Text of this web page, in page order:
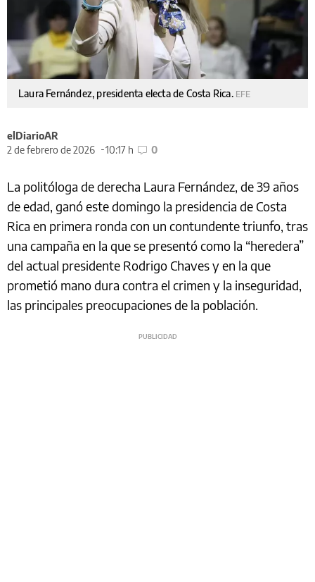
Laura Fernández, presidenta electa de Costa Rica. EFE
elDiarioAR
2 de febrero de 2026
10:17 h 0
La politóloga de derecha Laura Fernández, de 39 años
de edad, ganó este domingo la presidencia de Costa
Rica en primera ronda con un contundente triunfo, tras
una campaña en la que se presentó como la “heredera”
del actual presidente Rodrigo Chaves y en la que
prometió mano dura contra el crimen y la inseguridad,
las principales preocupaciones de la población.